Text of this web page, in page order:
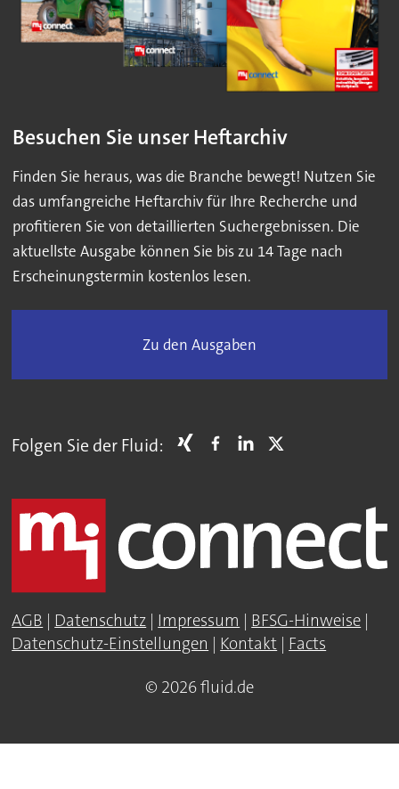
Besuchen Sie unser Heftarchiv
Finden Sie heraus, was die Branche bewegt! Nutzen Sie
das umfangreiche Heftarchiv für Ihre Recherche und
profitieren Sie von detaillierten Suchergebnissen. Die
aktuellste Ausgabe können Sie bis zu 14 Tage nach
Erscheinungstermin kostenlos lesen.
Zu den Ausgaben
Folgen Sie der Fluid:
AGB | Datenschutz | Impressum | BFSG-Hinweise |
Datenschutz-Einstellungen | Kontakt | Facts
© 2026 fluid.de